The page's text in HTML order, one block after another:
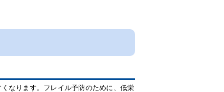
なります。フレイル予防のために、低栄